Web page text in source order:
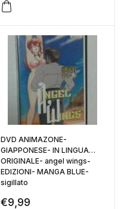
DVD ANIMAZONE-
GIAPPONESE- IN LINGUA
ORIGINALE- angel wings-
EDIZIONI- MANGA BLUE-
sigillato
€9,99